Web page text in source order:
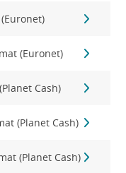
(Euronet)
Cash)
(Planet Cash)
(Planet Cash)